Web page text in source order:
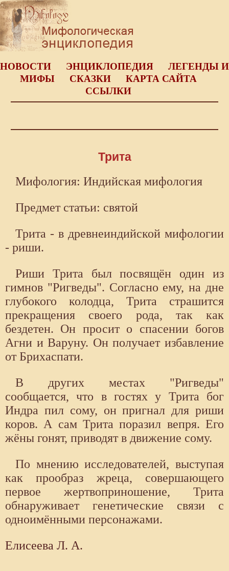
НОВОСТИ ЭНЦИКЛОПЕДИЯ
ЛЕГЕНДЫ И
МИФЫ
СКАЗКИ
КАРТА САЙТА
ССЫЛКИ
Трита
Мифология: Индийская мифология
Предмет статьи: святой
Трита - в древнеиндийской мифологии
- риши.
Риши Трита был посвящён один из
гимнов "Ригведы". Согласно ему, на дне
глубокого колодца, Трита страшится
прекращения своего рода, так как
бездетен. Он просит о спасении богов
Агни и Варуну. Он получает избавление
от Брихаспати.
В других местах "Ригведы"
сообщается, что в гостях у Трита бог
Индра пил сому, он пригнал для риши
коров. А сам Трита поразил вепря. Его
жёны гонят, приводят в движение сому.
По мнению исследователей, выступая
как прообраз жреца, совершающего
первое жертвоприношение, Трита
обнаруживает генетические связи с
одноимёнными персонажами.
Елисеева Л. А.